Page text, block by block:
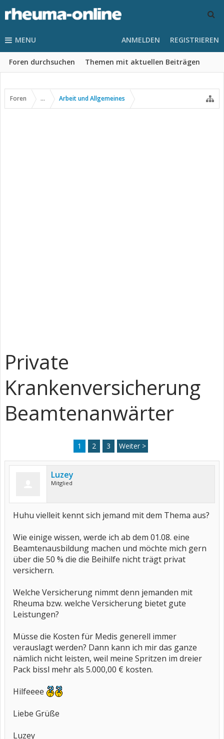
MENU
Foren durchsuchen Themen mit aktuellen Beiträgen
ANMELDEN REGISTRIEREN
Foren ... Arbeit und Allgemeines
Private
Krankenversicherung
Beamtenanwärter
1 2 3 Weiter >
Luzey
Mitglied
Huhu vielleit kennt sich jemand mit dem Thema aus?
Wie einige wissen, werde ich ab dem 01.08. eine
Beamtenausbildung machen und möchte mich gern
über die 50 % die die Beihilfe nicht trägt privat
versichern.
Welche Versicherung nimmt denn jemanden mit
Rheuma bzw. welche Versicherung bietet gute
Leistungen?
Müsse die Kosten für Medis generell immer
verauslagt werden? Dann kann ich mir das ganze
nämlich nicht leisten, weil meine Spritzen im dreier
Pack bissl mehr als 5.000,00 € kosten.
Hilfeeee
Liebe Grüße
Luzey